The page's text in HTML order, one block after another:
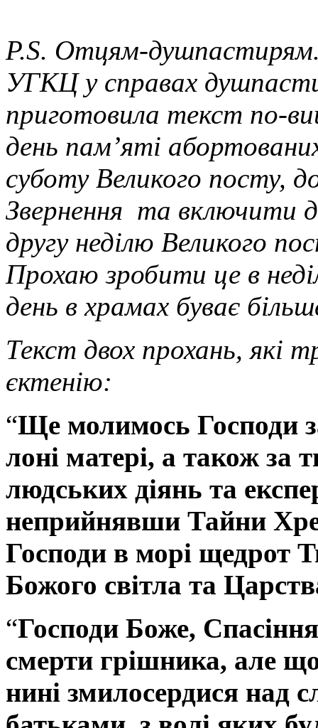
P.S. Отцям-
УГКЦ у справах
приготовила текст по-
день пам’яті
суботу Великого посту,
Звернення та включити
другу неділю Великого
Прохаю зробити це в
день в храмах буває
Текст двох прохань, які
єктенію:
“Ще молимось Господи
лоні матері, а також
людських діянь та
неприйнявши Тайни
Господи в морі щедрот
Божого світла та
“Господи Боже,
смерти грішника, але
нині змилосердися над